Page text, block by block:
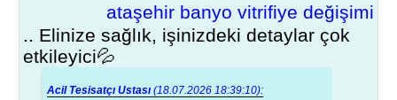
ataşehir banyo vitrifiye değişimi
.. Elinize sağlık, işinizdeki detaylar çok
etkileyici💦
Acil Tesisatçı Ustası (18.07.2026 18:39:10):